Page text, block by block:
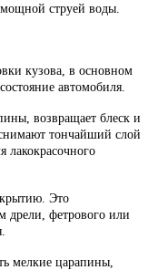
струей воды.
кузова, в основном
автомобиля.
возвращает блеск и
тончайший слой
лакокрасочного
Это
дрели, фетрового или
мелкие царапины,